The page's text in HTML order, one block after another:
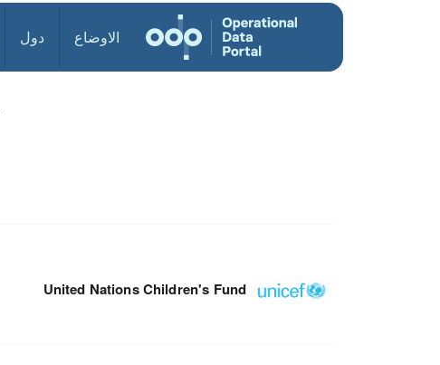
الاوضاع دول
United Nations Children's Fund